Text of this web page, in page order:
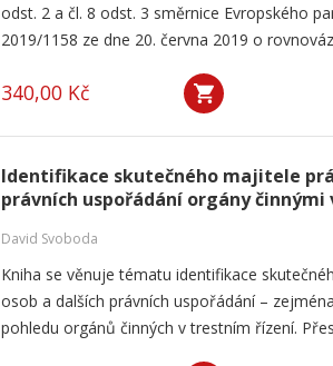
odst. 2 a čl. 8 odst. 3 směrnice Evropského
2019/1158 ze dne 20. června 2019 o
340,00 Kč
Identifikace skutečného majitele
právních uspořádání orgány
David Svoboda
Kniha se věnuje tématu identifikace
osob a dalších právních uspořádání –
pohledu orgánů činných v trestním řízení.